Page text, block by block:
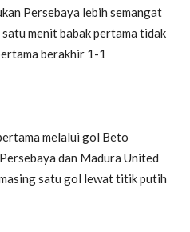
Persebaya lebih semangat
menit babak pertama tidak
berakhir 1-1
melalui gol Beto
dan Madura United
satu gol lewat titik putih